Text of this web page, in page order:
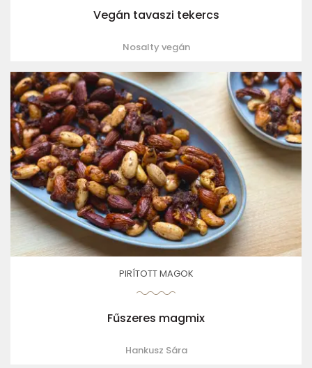
Vegán tavaszi tekercs
Nosalty vegán
PIRÍTOTT MAGOK
Fűszeres magmix
Hankusz Sára